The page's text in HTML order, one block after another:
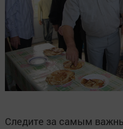
Следите за самым